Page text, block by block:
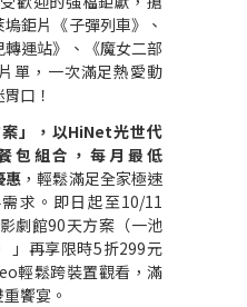
鉅片《子彈列車》、
運站》、《魔女二部
單，一次滿足熱愛動
口！
」，以HiNet光世代
包組合，每月最低
惠 ，輕鬆滿足全家極速
求。即日起至10/11
劇館90天方案（一池
」再享限時5折299元
輕鬆跨裝置觀看，滿
饗宴。